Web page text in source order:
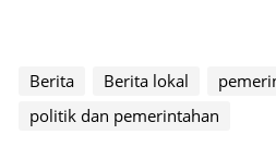
Berita Berita lokal
politik dan pemerintahan